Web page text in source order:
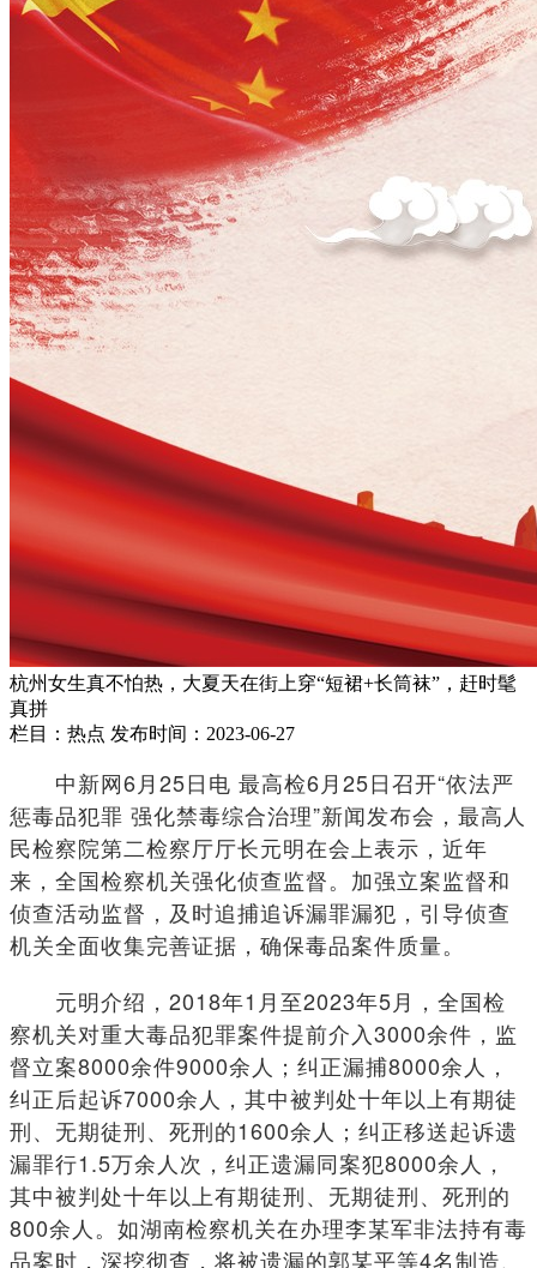
杭州女生真不怕热，大夏天在街上穿“短裙+长筒袜”，赶时髦
真拼
栏目：热点 发布时间：2023-06-27
中新网6月25日电 最高检6月25日召开“依法严
惩毒品犯罪 强化禁毒综合治理”新闻发布会，最高人
民检察院第二检察厅厅长元明在会上表示，近年
来，全国检察机关强化侦查监督。加强立案监督和
侦查活动监督，及时追捕追诉漏罪漏犯，引导侦查
机关全面收集完善证据，确保毒品案件质量。
元明介绍，2018年1月至2023年5月，全国检
察机关对重大毒品犯罪案件提前介入3000余件，监
督立案8000余件9000余人；纠正漏捕8000余人，
纠正后起诉7000余人，其中被判处十年以上有期徒
刑、无期徒刑、死刑的1600余人；纠正移送起诉遗
漏罪行1.5万余人次，纠正遗漏同案犯8000余人，
其中被判处十年以上有期徒刑、无期徒刑、死刑的
800余人。如湖南检察机关在办理李某军非法持有毒
品案时，深挖彻查，将被遗漏的郭某平等4名制造、